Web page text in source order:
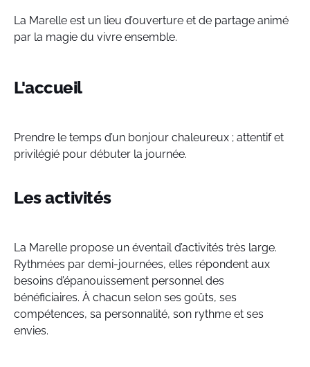
La Marelle est un lieu d’ouverture et de partage animé
par la magie du vivre ensemble.
L'accueil
Prendre le temps d’un bonjour chaleureux ; attentif et
privilégié pour débuter la journée.
Les activités
La Marelle propose un éventail d’activités très large.
Rythmées par demi-journées, elles répondent aux
besoins d’épanouissement personnel des
bénéficiaires. À chacun selon ses goûts, ses
compétences, sa personnalité, son rythme et ses
envies.